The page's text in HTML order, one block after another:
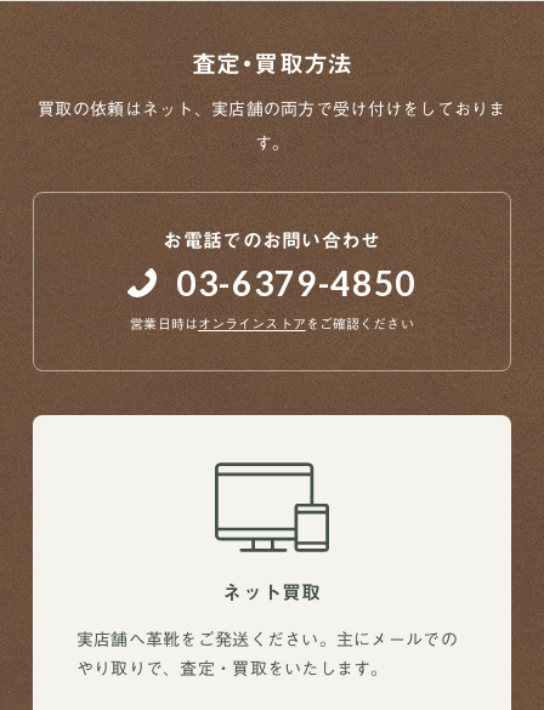
査定・買取方法
買取の依頼はネット、実店舗の両方で受け付けをしておりま
す。
お電話でのお問い合わせ
03-6379-4850
営業日時はオンラインストア をご確認ください
ネット買取
実店舗へ革靴をご発送ください。主にメールでの
やり取りで、査定・買取をいたします。